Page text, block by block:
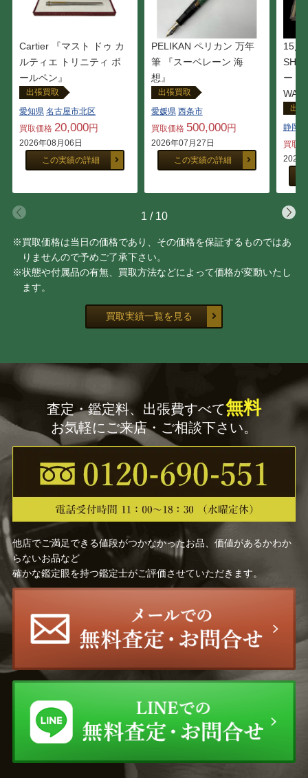
Cartier 『マスト ドゥ カ
ルティエ トリニティ ボ
ールペン』
出張買取
愛知県 名古屋市北区
買取価格 20,000円
2026年08月06日
この実績の詳細
PELIKAN ペリカン 万年
筆 『スーベレーン 海
想』
出張買取
愛媛県 西条市
買取価格 500,000円
2026年07月27日
この実績の詳細
15点
ー
出
静岡県
買取
2026
1 / 10
※買取価格は当日の価格であり、その価格を保証するものではあ
りませんので予めご了承下さい。
※状態や付属品の有無、買取方法などによって価格が変動いたし
ます。
買取実績一覧を見る
査定・鑑定料、出張費すべて無料
お気軽にご来店・ご相談下さい。
他店でご満足できる値段がつかなかったお品、価値があるかわか
らないお品など
確かな鑑定眼を持つ鑑定士がご評価させていただきます。